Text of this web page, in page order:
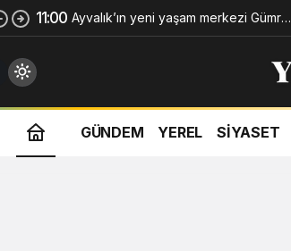
11:00 Ayvalık’ın yeni yaşam merkezi Gümrük
GÜNDEM YEREL SİYASET